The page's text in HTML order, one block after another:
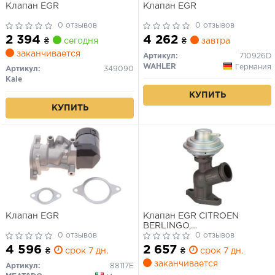
Клапан EGR
0 отзывов
2 394 ₴
сегодня
заканчивается
Артикул:
349090
Kale
КУПИТЬ
Клапан EGR
0 отзывов
4 262 ₴ завтра
Артикул:
710926D
WAHLER
Германия
КУПИТЬ
Клапан EGR
0 отзывов
4 596 ₴ срок 7 дн.
Артикул:
88117E
Клапан EGR CITROEN
BERLINGO,
BERLINGO/MINIVAN, C4 I, C5
I, C5 I/KOMBI, EVASION,
JUMPY I, XANTIA,
XANTIA/KOMBI, XSARA,
0 отзывов
2 657 ₴
срок 7 дн.
заканчивается